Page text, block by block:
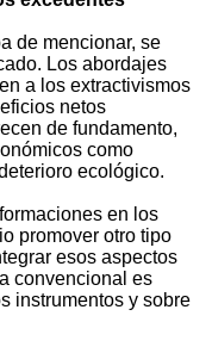
de mencionar, se
Los abordajes
a los extractivismos
netos
de fundamento,
como
ecológico.
en los
promover otro tipo
esos aspectos
convencional es
instrumentos y sobre